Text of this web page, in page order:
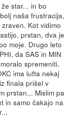
star... in bo
naša frustracija,
Kot vidimo
prstan, dva je
moje. Drugo leto
da SAS in MIN
spremeniti.
ima lufta nekaj
finala prišel v
prstan... Mislim pa
in samo čakajo na